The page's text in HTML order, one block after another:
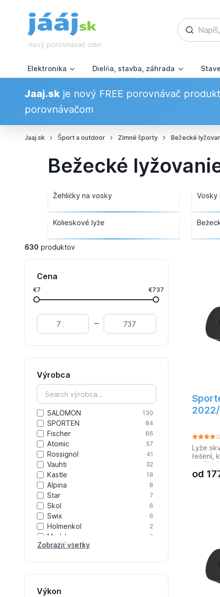
nový porovnávač cien
Elektronika Dielňa, stavba, záhrada
Jaaj.skje nový FREE porovnávač
porovnávačom
Jaaj.sk Šport a outdoor Zimné športy Bežecké
Bežecké
Žehličky na vosky Vosky
Kolieskové lyže
630 produktov
Cena
€7 €737
Výrobca
SALOMON 130
SPORTEN 84
Fischer 66
Atomic 57
Rossignol 41
Vauhti 32
Kastle 18
Alpina 8
Star 7
Skol 6
Swix 6
Holmenkol 2
Madshus 1
Gravity
Zobraziť všetky
Výkon
Lyže
řešení,
tuhost.
snesla
od